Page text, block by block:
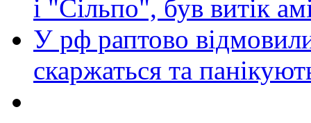
і "Сільпо", був витік
У рф раптово
скаржаться та